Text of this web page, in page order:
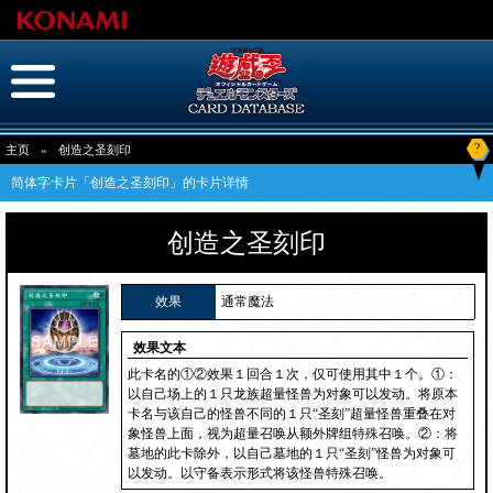
主页 » 创造之圣刻印 ?
简体字卡片「创造之圣刻印」的卡片详情
创造之圣刻印
效果 通常魔法
效果文本
此卡名的①②效果１回合１次，仅可使用其中１个。①：
以自己场上的１只龙族超量怪兽为对象可以发动。将原本
卡名与该自己的怪兽不同的１只“圣刻”超量怪兽重叠在对
象怪兽上面，视为超量召唤从额外牌组特殊召唤。②：将
墓地的此卡除外，以自己墓地的１只“圣刻”怪兽为对象可
以发动。以守备表示形式将该怪兽特殊召唤。